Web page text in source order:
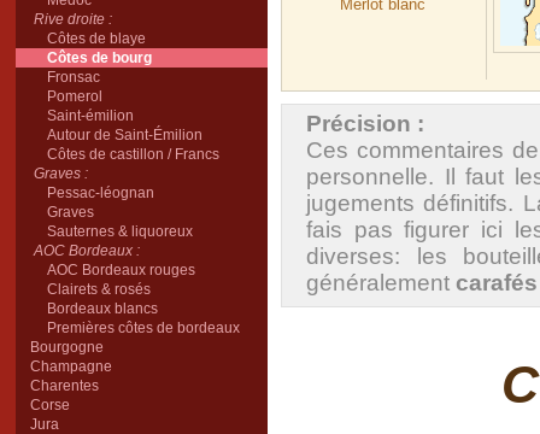
Rive droite :
Côtes de blaye
Côtes de bourg
Fronsac
Pomerol
Saint-émilion
Autour de Saint-Émilion
Côtes de castillon / Francs
Graves :
Pessac-léognan
Graves
Sauternes & liquoreux
AOC Bordeaux :
AOC Bordeaux rouges
Clairets & rosés
Bordeaux blancs
Premières côtes de bordeaux
Bourgogne
Champagne
Charentes
Corse
Jura
Merlot blanc
Précision :
Ces commentaires
personnelle. Il faut
jugements définitifs.
fais pas figurer ici
diverses: les
généralement